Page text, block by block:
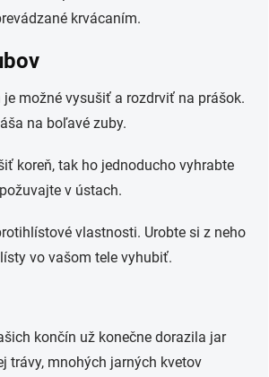
krvácaním.
je možné vysušiť a rozdrviť na prášok.
na boľavé zuby.
koreň, tak ho jednoducho vyhrabte
v ústach.
vlastnosti. Urobte si z neho
vo vašom tele vyhubiť.
končín už konečne dorazila jar
trávy, mnohých jarných kvetov